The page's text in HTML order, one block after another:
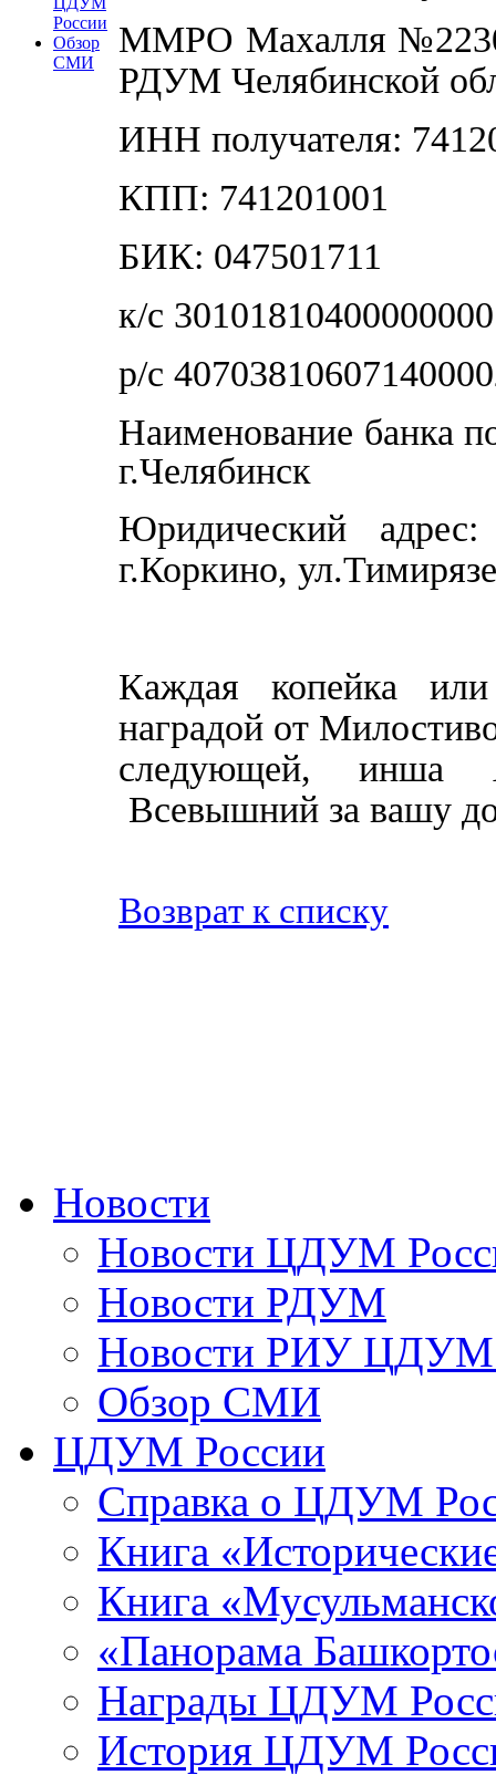
России
Обзор
СМИ
ММРО Махалля №2230
РДУМ Челябинской
ИНН получателя:
КПП: 741201001
БИК: 047501711
к/с
р/с
Наименование банка
г.Челябинск
Юридический адрес:
г.Коркино,
Каждая копейка или
наградой от
следующей, инша
Всевышний за вашу
Возврат к списку
Новости
Новости ЦДУМ
Новости РДУМ
Новости РИУ ЦДУМ
Обзор СМИ
ЦДУМ России
Справка о ЦДУМ
Книга
Книга
«Панорама
Награды ЦДУМ
История ЦДУМ